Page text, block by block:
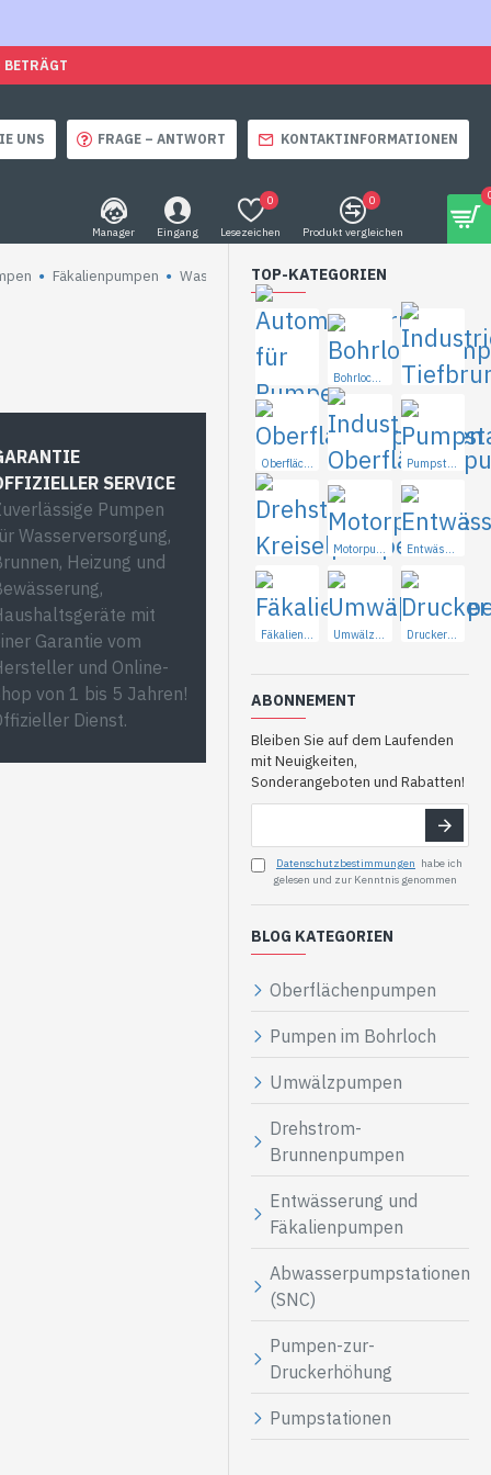
BETRÄGT
UNS FRAGE – ANTWORT KONTAKTINFORMATIONEN
Manager Eingang Lesezeichen
0
Produkt vergleichen
0
Fäkalienpumpen Wasserpumpwerk Dreiphasig zentrifugal
SERVICE
Pumpen
Wasserversorgung,
Heizung und
mit
Garantie vom
und Online-
von 1 bis 5 Jahren!
Dienst.
TOP-KATEGORIEN
Druckerhöhungspumpe
ABONNEMENT
Bleiben Sie auf dem Laufenden
mit Neuigkeiten,
Sonderangeboten und Rabatten!
Datenschutzbestimmungen habe ich
gelesen und zur Kenntnis genommen
BLOG KATEGORIEN
Oberflächenpumpen
Pumpen im Bohrloch
Umwälzpumpen
Drehstrom-
Brunnenpumpen
Entwässerung und
Fäkalienpumpen
Abwasserpumpstationen
(SNC)
Pumpen-zur-
Druckerhöhung
Pumpstationen